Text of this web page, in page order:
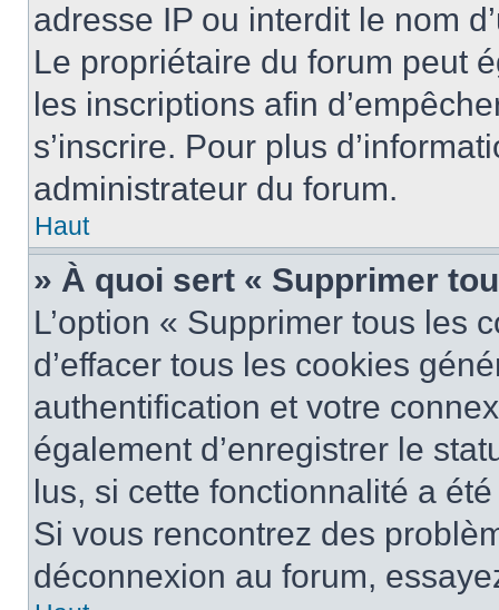
adresse IP ou interdit le nom
Le propriétaire du forum peut
les inscriptions afin
s’inscrire. Pour plus
administrateur du forum.
Haut
» À quoi sert « Supprimer
L’option « Supprimer tous les
d’effacer tous les cookies
authentification et votre
également d’enregistrer le
lus, si cette fonctionnalité a
Si vous rencontrez des
déconnexion au forum,